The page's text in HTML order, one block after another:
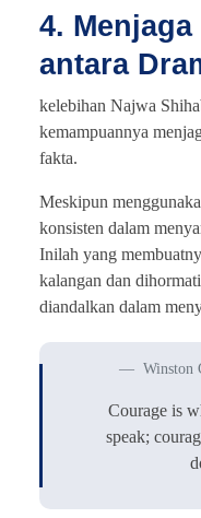
4.
antara
kelebihan Najwa
kemampuannya
fakta.
Meskipun
konsisten dalam
Inilah yang
kalangan dan
diandalkan dalam
Winston
Courage is
speak;